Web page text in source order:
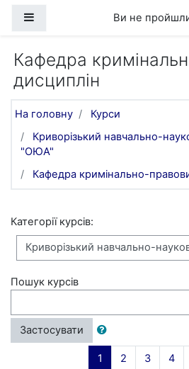
Ви не пройшли
Кафедра
дисциплін
На головну
Курси
Криворізький навчально-
"ОЮА"
Кафедра кримінально-
Категорії курсів:
Пошук курсів
Застосувати
1 (поточний)
2 3 4